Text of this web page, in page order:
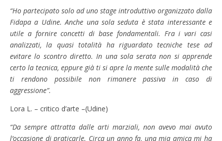
“Ho partecipato solo ad uno stage introduttivo organizzato dalla
Fidapa a Udine. Anche una sola seduta è stata interessante e
utile a fornire concetti di base fondamentali. Fra i vari casi
analizzati, la quasi totalità ha riguardato tecniche tese ad
evitare lo scontro diretto. In una sola serata non si apprende
certo la tecnica, eppure già ti si apre la mente sulle modalità che
ti rendono possibile non rimanere passiva in caso di
aggressione”.
Lora L. – critico d’arte –(Udine)
“Da sempre attratta dalle arti marziali, non avevo mai avuto
l’occasione di praticarle. Circa un anno fa, una mia amica mi ha